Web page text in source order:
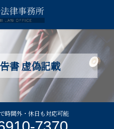
書 虚偽記載
時間外・休日も対応可能